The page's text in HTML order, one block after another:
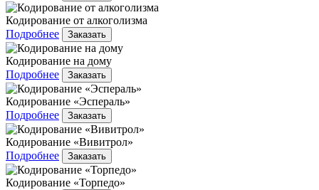
Кодирование от алкоголизма
Подробнее
Заказать
Кодирование на дому
Подробнее
Заказать
Кодирование «Эспераль»
Подробнее
Заказать
Кодирование «Вивитрол»
Подробнее
Заказать
Кодирование «Торпедо»